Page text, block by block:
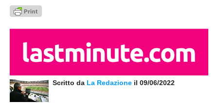
Scritto da La Redazione il 09/06/2022